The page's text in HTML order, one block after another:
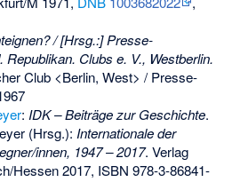
/ [Hrsg.:] Presse-
Republikan. Clubs e. V., Westberlin.
Club <Berlin, West> / Presse-
: IDK – Beiträge zur Geschichte.
(Hrsg.): Internationale der
innen, 1947 – 2017. Verlag
Hessen 2017, ISBN 978-3-86841-